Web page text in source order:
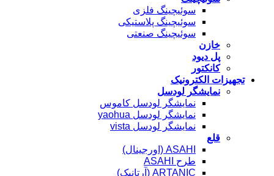
سوئیچینگ فلزی
سوئیچینگ پلاستیکی
سوئیچینگ صنعتی
خازن
پل دیود
کانکتور
تجهیزات الکترونیک
نمایشگر لودسل
نمایشگر لودسل کاموس
نمایشگر لودسل yaohua
نمایشگر لودسل vista
قلع
ASAHI (اورجینال)
طرح ASAHI
ARTANIC (آرتانیک)